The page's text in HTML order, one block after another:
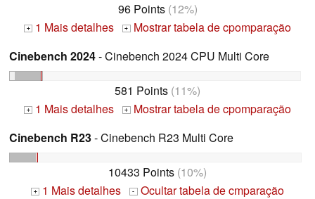
96 Points(12%)
+ 1 Mais detalhes + Mostrar tabela de cpomparação
Cinebench 2024- Cinebench 2024 CPU Multi Core
581 Points (11%)
+ 1 Mais detalhes + Mostrar tabela de cpomparação
Cinebench R23- Cinebench R23 Multi Core
10433 Points (10%)
+ 1 Mais detalhes - Ocultar tabela de cmparação